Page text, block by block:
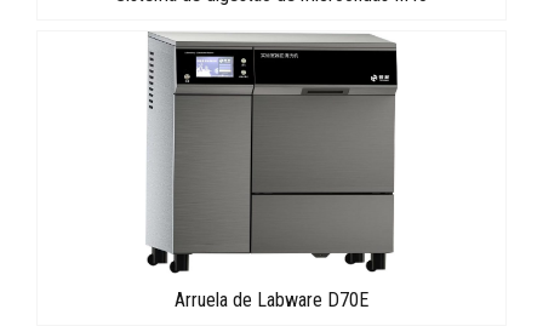
Arruela de Labware D70E